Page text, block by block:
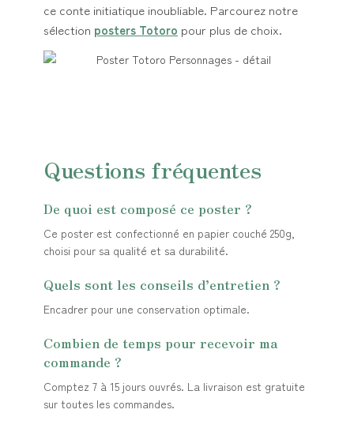
ce conte initiatique inoubliable. Parcourez notre
sélection posters Totoro pour plus de choix.
Questions fréquentes
De quoi est composé ce poster ?
Ce poster est confectionné en papier couché 250g,
choisi pour sa qualité et sa durabilité.
Quels sont les conseils d’entretien ?
Encadrer pour une conservation optimale.
Combien de temps pour recevoir ma
commande ?
Comptez 7 à 15 jours ouvrés. La livraison est gratuite
sur toutes les commandes.